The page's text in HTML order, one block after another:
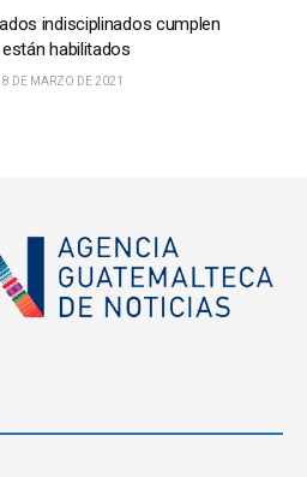
indisciplinados cumplen
habilitados
8 DE MARZO DE 2021